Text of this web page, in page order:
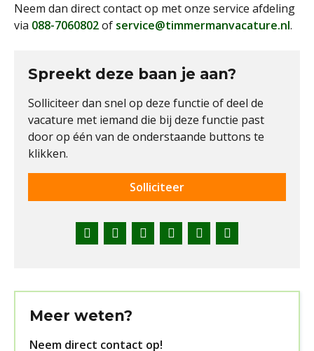
Neem dan direct contact op met onze service afdeling
via 088-7060802of service@timmermanvacature.nl.
Spreekt deze baan je aan?
Solliciteer dan snel op deze functie of deel de
vacature met iemand die bij deze functie past
door op één van de onderstaande buttons te
klikken.
FacebookTwitterLinkedInPinterestWhatsApp
Solliciteer
Meer weten?
Neem direct contact op!